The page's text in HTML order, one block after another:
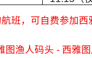
班，可自费参加西
图渔人码头 - 西雅